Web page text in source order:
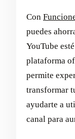
Con
puedes
YouTube
plataforma
permite
transformar
ayudarte a
canal para